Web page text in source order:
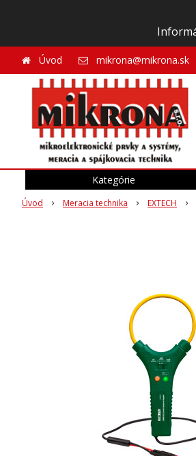
Úvod mikrona@mikrona.sk
Úvod Meracia technika EXTECH
Kategórie